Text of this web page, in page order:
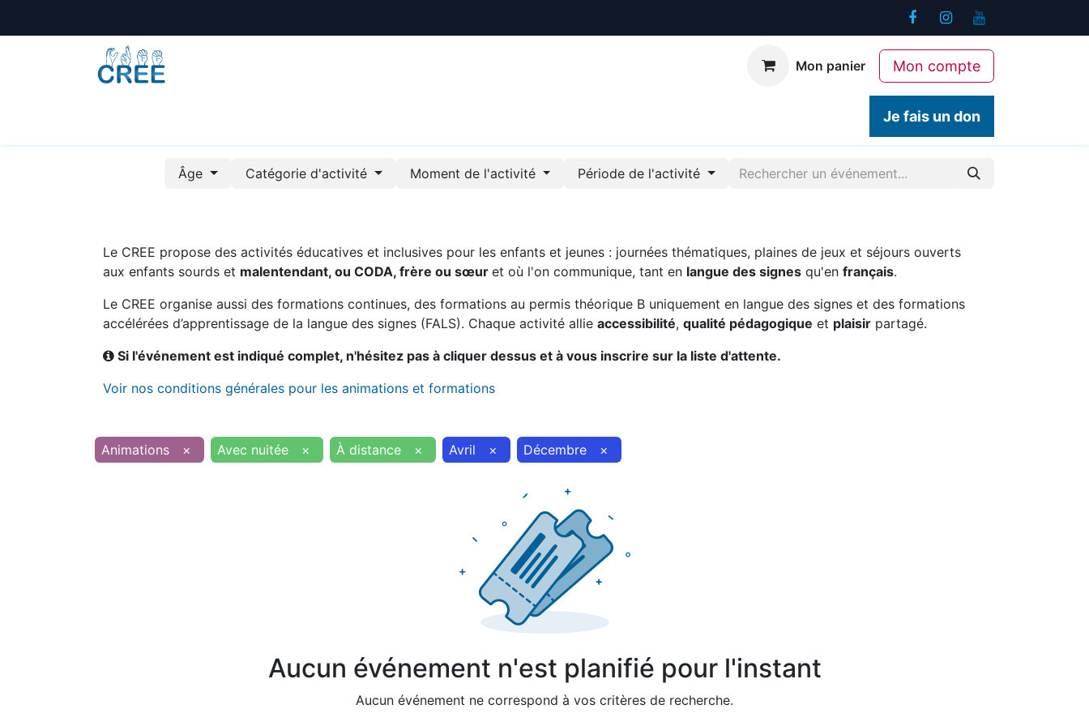
Mon panier Mon compte
Je fais un don
Âge Catégorie d'activité Moment de l'activité Période de l'activité
Le CREE propose des activités éducatives et inclusives pour les enfants et jeunes : journées thématiques, plaines de jeux et séjours ouverts
aux enfants sourds et malentendant, ou CODA, frère ou sœur et où l'on communique, tant en langue des signes qu'en français.
Le CREE organise aussi des formations continues, des formations au permis théorique B uniquement en langue des signes et des formations
accélérées d’apprentissage de la langue des signes (FALS). Chaque activité allie accessibilité, qualité pédagogique et plaisir partagé.
Si l'événement est indiqué complet, n'hésitez pas à cliquer dessus et à vous inscrire sur la liste d'attente.
Voir nos conditions générales pour les animations et formations
Animations × Avec nuitée × À distance × Avril × Décembre ×
Aucun événement n'est planifié pour l'instant
Aucun événement ne correspond à vos critères de recherche.